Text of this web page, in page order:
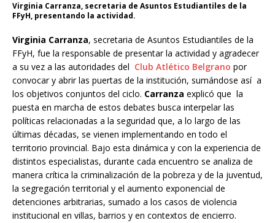
Virginia Carranza, secretaria de Asuntos Estudiantiles de la
FFyH, presentando la actividad.
Virginia Carranza, secretaria de Asuntos Estudiantiles de la
FFyH, fue la responsable de presentar la actividad y agradecer
a su vez a las autoridades del Club Atlético Belgrano por
convocar y abrir las puertas de la institución, sumándose así a
los objetivos conjuntos del ciclo. Carranza explicó que la
puesta en marcha de estos debates busca interpelar las
políticas relacionadas a la seguridad que, a lo largo de las
últimas décadas, se vienen implementando en todo el
territorio provincial. Bajo esta dinámica y con la experiencia de
distintos especialistas, durante cada encuentro se analiza de
manera crítica la criminalización de la pobreza y de la juventud,
la segregación territorial y el aumento exponencial de
detenciones arbitrarias, sumado a los casos de violencia
institucional en villas, barrios y en contextos de encierro.